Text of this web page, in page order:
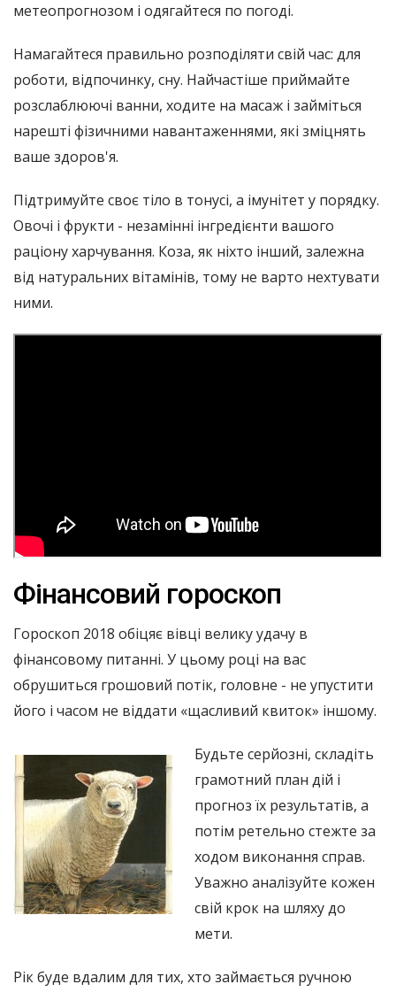
метеопрогнозом і одягайтеся по погоді.
Намагайтеся правильно розподіляти свій час: для
роботи, відпочинку, сну. Найчастіше приймайте
розслаблюючі ванни, ходите на масаж і займіться
нарешті фізичними навантаженнями, які зміцнять
ваше здоров'я.
Підтримуйте своє тіло в тонусі, а імунітет у порядку.
Овочі і фрукти - незамінні інгредієнти вашого
раціону харчування. Коза, як ніхто інший, залежна
від натуральних вітамінів, тому не варто нехтувати
ними.
Фінансовий гороскоп
Гороскоп 2018 обіцяє вівці велику удачу в
фінансовому питанні. У цьому році на вас
обрушиться грошовий потік, головне - не упустити
його і часом не віддати «щасливий квиток» іншому.
Будьте серйозні, складіть
грамотний план дій і
прогноз їх результатів, а
потім ретельно стежте за
ходом виконання справ.
Уважно аналізуйте кожен
свій крок на шляху до
мети.
Рік буде вдалим для тих, хто займається ручною